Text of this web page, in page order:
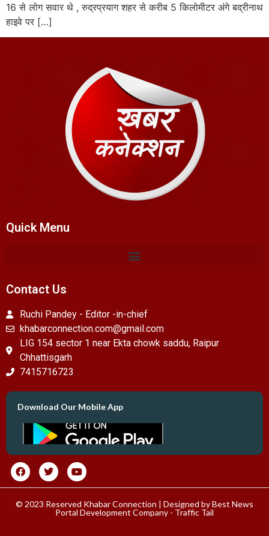
16 से लोग सवार थे , रुद्रप्रयाग शहर से करीब 5 किलोमीटर अंगे बद्रीनाथ
हाइवे पर […]
Quick Menu
Contact Us
Ruchi Pandey - Editor -in-chief
khabarconnection.com@gmail.com
LIG 154 sector 1 near Ekta chowk saddu, Raipur
Chhattisgarh
7415716723
Download Our Mobile App
© 2023 Reserved Khabar Connection | Designed byBest News
Portal Development Company - Traffic Tail